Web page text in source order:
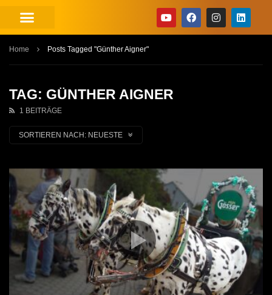
Home Posts Tagged "Günther Aigner"
TAG: GÜNTHER AIGNER
1 BEITRÄGE
SORTIEREN NACH: NEUESTE